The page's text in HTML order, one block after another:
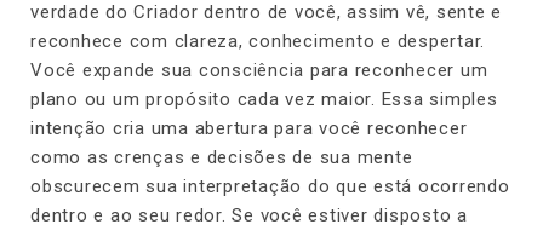
verdade do Criador dentro de você, assim vê, sente e
reconhece com clareza, conhecimento e despertar.
Você expande sua consciência para reconhecer um
plano ou um propósito cada vez maior. Essa simples
intenção cria uma abertura para você reconhecer
como as crenças e decisões de sua mente
obscurecem sua interpretação do que está ocorrendo
dentro e ao seu redor. Se você estiver disposto a